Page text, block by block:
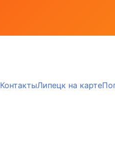
КонтактыЛипецк на карте